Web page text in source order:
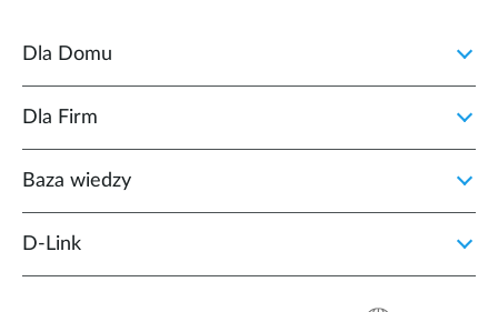
Dla Domu
Dla Firm
Baza wiedzy
D‑Link